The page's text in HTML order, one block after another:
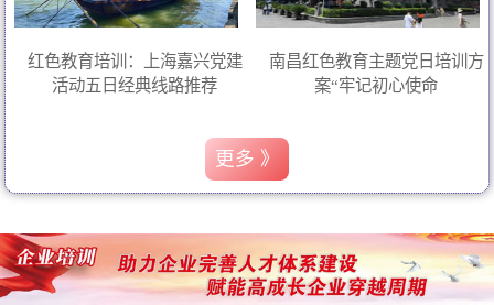
红色教育培训：上海嘉兴党建
活动五日经典线路推荐
南昌红色教育主题党日培训方
案“牢记初心使命
更多 》